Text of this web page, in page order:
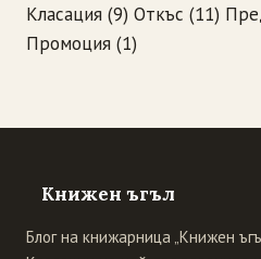
Класация (9) Откъс (11)
Промоция (1)
Книжен ъгъл
Блог на книжарница „Книжен